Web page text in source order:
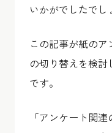
いかがでしたでし
この記事が紙の
の切り替えを検
です。
「アンケート関